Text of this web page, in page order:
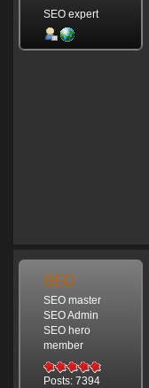
SEO expert
SEO
SEO master
SEO Admin
SEO hero
member
Posts: 7394